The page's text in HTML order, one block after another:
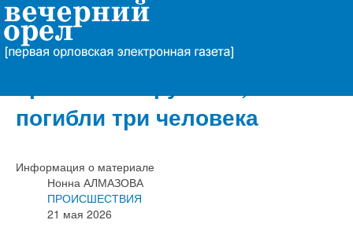
Под Орлом «Москвич»
погибли три человека
Информация о материале
Нонна АЛМАЗОВА
ПРОИСШЕСТВИЯ
21 мая 2026